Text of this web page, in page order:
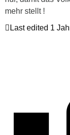
mehr stellt !
Last edited 1